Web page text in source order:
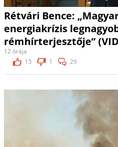
Rétvári Bence:
energiakrízis
rémhírterjesztője”
12 órája
15
1 29